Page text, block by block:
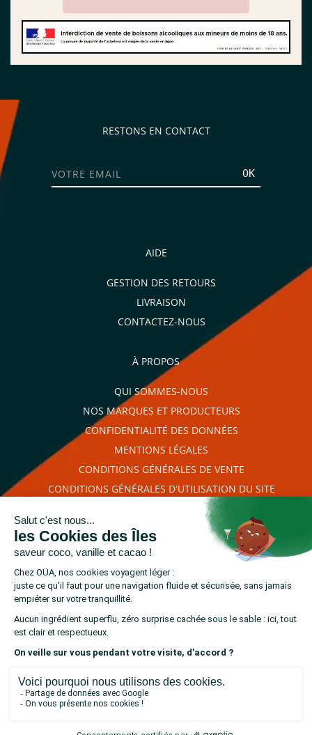
RESTONS EN CONTACT
OK
AIDE
GESTION DES RETOURS
LIVRAISON
CONTACTEZ-NOUS
À PROPOS
QUI SOMMES-NOUS
NOS MARQUES ET PRODUCTEURS
CONFIDENTIALITÉ DES DONNÉES
MENTIONS LÉGALES
CONDITIONS GÉNÉRALES DE VENTE
CONDITIONS GÉNÉRALES D'UTILISATION DU SITE
RETROUVEZ-NOUS SUR
Marchand approuvé par la Société des Avis Garantis,
vérifier.